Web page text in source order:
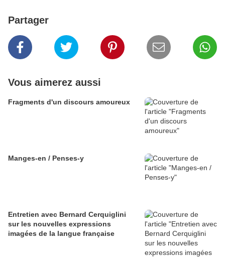
Partager
Vous aimerez aussi
Fragments d'un discours amoureux
Manges-en / Penses-y
Entretien avec Bernard Cerquiglini
sur les nouvelles expressions
imagées de la langue française